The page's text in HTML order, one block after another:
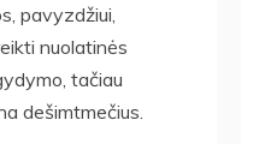
pavyzdžiui,
nuolatinės
tačiau
dešimtmečius.